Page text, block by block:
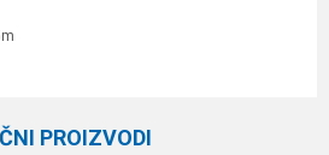
PROIZVODI